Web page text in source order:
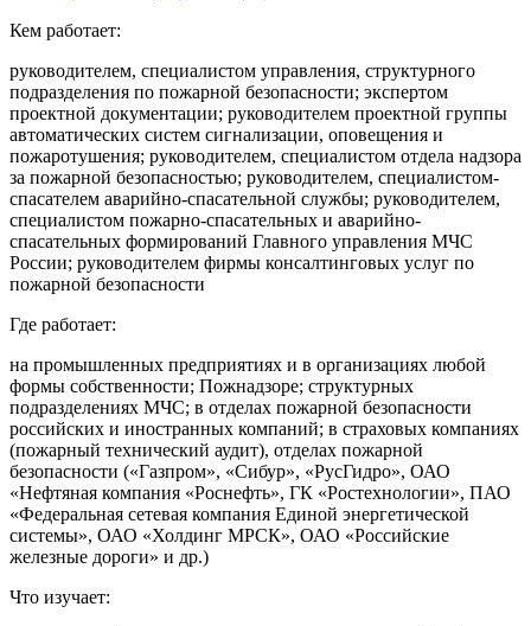
Кем работает:
руководителем, специалистом управления, структурного
подразделения по пожарной безопасности; экспертом
проектной документации; руководителем проектной группы
автоматических систем сигнализации, оповещения и
пожаротушения; руководителем, специалистом отдела надзора
за пожарной безопасностью; руководителем, специалистом-
спасателем аварийно-спасательной службы; руководителем,
специалистом пожарно-спасательных и аварийно-
спасательных формирований Главного управления МЧС
России; руководителем фирмы консалтинговых услуг по
пожарной безопасности
Где работает:
на промышленных предприятиях и в организациях любой
формы собственности; Пожнадзоре; структурных
подразделениях МЧС; в отделах пожарной безопасности
российских и иностранных компаний; в страховых компаниях
(пожарный технический аудит), отделах пожарной
безопасности («Газпром», «Сибур», «РусГидро», ОАО
«Нефтяная компания «Роснефть», ГК «Ростехнологии», ПАО
«Федеральная сетевая компания Единой энергетической
системы», ОАО «Холдинг МРСК», ОАО «Российские
железные дороги» и др.)
Что изучает: